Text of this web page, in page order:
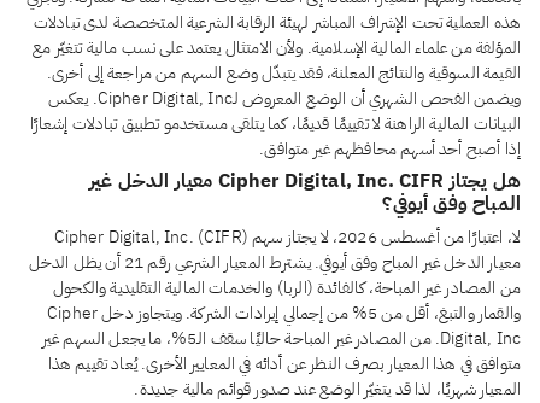
هذه العملية تحت الإشراف المباشر لهيئة الرقابة الشرعية المتخصصة لدى تبادلات
المؤلفة من علماء المالية الإسلامية. ولأن الامتثال يعتمد على نسب مالية تتغيّر مع
القيمة السوقية والنتائج المعلنة، فقد يتبدّل وضع السهم من مراجعة إلى أخرى.
ويضمن الفحص الشهري أن الوضع المعروض لـCipher Digital, Inc. يعكس
البيانات المالية الراهنة لا تقييمًا قديمًا، كما يتلقى مستخدمو تطبيق تبادلات إشعارًا
إذا أصبح أحد أسهم محافظهم غير متوافق.
هل يجتاز Cipher Digital, Inc. CIFR معيار الدخل غير
المباح وفق أيوفي؟
لا، اعتبارًا من أغسطس 2026، لا يجتاز سهم Cipher Digital, Inc. (CIFR)
معيار الدخل غير المباح وفق أيوفي. يشترط المعيار الشرعي رقم 21 أن يظل الدخل
من المصادر غير المباحة، كالفائدة (الربا) والخدمات المالية التقليدية والكحول
والقمار والتبغ، أقل من 5% من إجمالي إيرادات الشركة. ويتجاوز دخل Cipher
Digital, Inc. من المصادر غير المباحة حاليًا سقف الـ5%، ما يجعل السهم غير
متوافق في هذا المعيار بصرف النظر عن أدائه في المعايير الأخرى. يُعاد تقييم هذا
المعيار شهريًا، لذا قد يتغيّر الوضع عند صدور قوائم مالية جديدة.